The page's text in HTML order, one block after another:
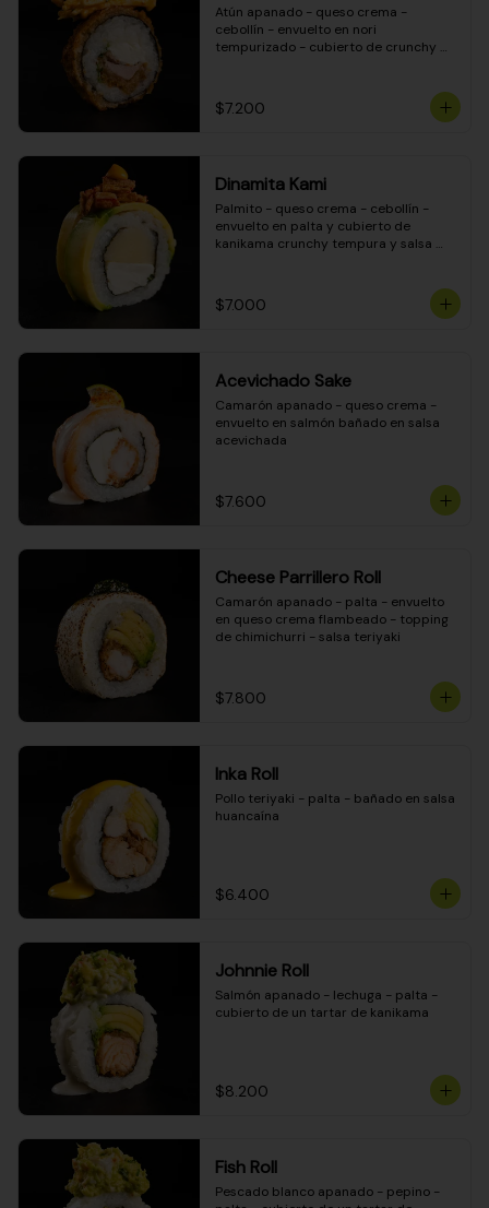
Atún apanado - queso crema -
cebollín - envuelto en nori
tempurizado - cubierto de crunchy
$7.200
Dinamita Kami
Palmito - queso crema - cebollín -
envuelto en palta y cubierto de
kanikama crunchy tempura y salsa
$7.000
Acevichado Sake
Camarón apanado - queso crema -
envuelto en salmón bañado en salsa
acevichada
$7.600
Cheese Parrillero Roll
Camarón apanado - palta - envuelto
en queso crema flambeado - topping
de chimichurri - salsa teriyaki
$7.800
Inka Roll
Pollo teriyaki - palta - bañado en salsa
huancaína
$6.400
Johnnie Roll
Salmón apanado - lechuga - palta -
cubierto de un tartar de kanikama
$8.200
Fish Roll
Pescado blanco apanado - pepino -